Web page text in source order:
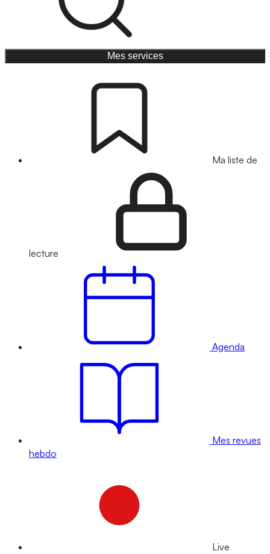
Mes services
Ma liste de
lecture
Agenda
Mes revues
hebdo
Live